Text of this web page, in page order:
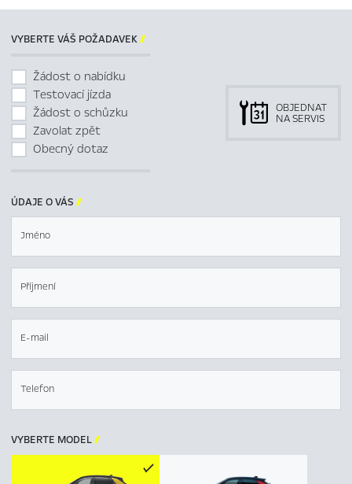
VYBERTE VÁŠ POŽADAVEK
Žádost o nabídku
Testovací jízda
Žádost o schůzku
Zavolat zpět
Obecný dotaz
OBJEDNAT
NA SERVIS
ÚDAJE O VÁS 
Jméno
Příjmení
E-mail
Telefon
VYBERTE MODEL